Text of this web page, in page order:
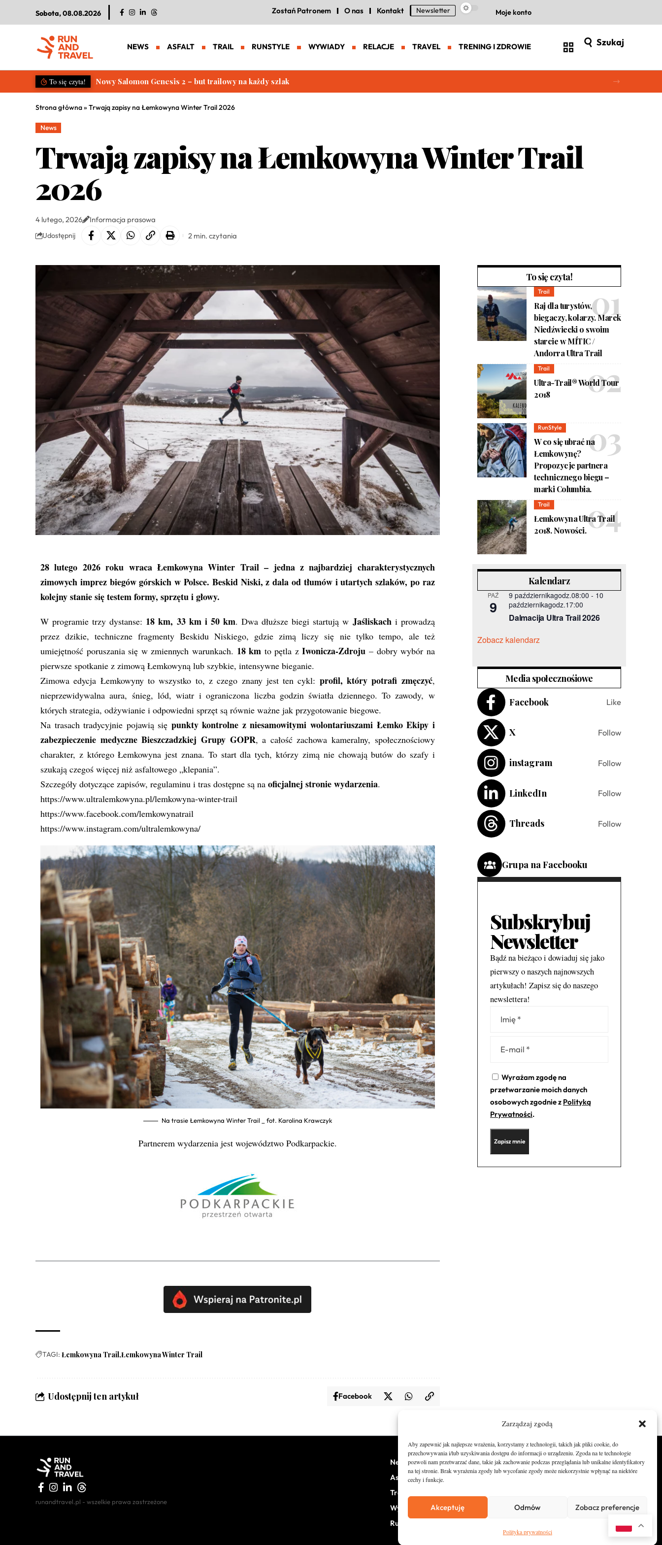
Zarządzaj zgodą
Aby zapewnić jak najlepsze wrażenia, korzystamy z technologii, takich jak pliki cookie, do
przechowywania i/lub uzyskiwania dostępu do informacji o urządzeniu. Zgoda na te technologie
pozwoli nam przetwarzać dane, takie jak zachowanie podczas przeglądania lub unikalne identyfikatory
na tej stronie. Brak wyrażenia zgody lub wycofanie zgody może niekorzystnie wpłynąć na niektóre
cechy i funkcje.
Akceptuję Odmów Zobacz preferencje
Polityka prywatności
Sobota, 08.08.2026 Zostań Patronem O nas Kontakt Newsletter Moje konto
NEWS ASFALT TRAIL RUNSTYLE WYWIADY RELACJE TRAVEL TRENING I ZDROWIE Szukaj
To się czyta! Salomon S/LAB Genesis 2. Nowa generacja zaawansowanych butów trailowych
Strona główna» Trwają zapisy na Łemkowyna Winter Trail 2026
News
Trwają zapisy na Łemkowyna Winter Trail
2026
4 lutego, 2026 Informacja prasowa
Udostępnij 2 min. czytania
28 lutego 2026 roku wraca Łemkowyna Winter Trail– jedna z najbardziej charakterystycznych
zimowych imprez biegów górskich w Polsce. Beskid Niski, z dala od tłumów i utartych szlaków, po raz
kolejny stanie się testem formy, sprzętu i głowy.
W programie trzy dystanse: 18 km, 33 km i 50 km. Dwa dłuższe biegi startują w Jaśliskachi prowadzą
przez dzikie, techniczne fragmenty Beskidu Niskiego, gdzie zimą liczy się nie tylko tempo, ale też
umiejętność poruszania się w zmiennych warunkach. 18 km to pętla zIwonicza-Zdroju – dobry wybór na
pierwsze spotkanie z zimową Łemkowyną lub szybkie, intensywne bieganie.
Zimowa edycja Łemkowyny to wszystko to, z czego znany jest ten cykl: profil, który potrafi zmęczyć,
nieprzewidywalna aura, śnieg, lód, wiatr i ograniczona liczba godzin światła dziennego. To zawody, w
których strategia, odżywianie i odpowiedni sprzęt są równie ważne jak przygotowanie biegowe.
Na trasach tradycyjnie pojawią się punkty kontrolne z niesamowitymi wolontariuszami Łemko Ekipy i
zabezpieczenie medyczne Bieszczadzkiej Grupy GOPR, a całość zachowa kameralny, społecznościowy
charakter, z którego Łemkowyna jest znana. To start dla tych, którzy zimą nie chowają butów do szafy i
szukają czegoś więcej niż asfaltowego „klepania”.
Szczegóły dotyczące zapisów, regulaminu i tras dostępne są na oficjalnej stronie wydarzenia.
https://www.ultralemkowyna.pl/lemkowyna-winter-trail
https://www.facebook.com/lemkowynatrail
https://www.instagram.com/ultralemkowyna/
Na trasie Łemkowyna Winter Trail _ fot. Karolina Krawczyk
Partnerem wydarzenia jest województwo Podkarpackie.
TAGI: Łemkowyna Trail Łemkowyna Winter Trail
Udostępnij ten artykuł Facebook
To się czyta!
Trail
Raj dla turystów,
biegaczy, kolarzy. Marek
Niedźwiecki o swoim
starcie w MÍTIC /
Andorra Ultra Trail
Trail
Ultra-Trail® World Tour
2018
RunStyle
W co się ubrać na
Łemkowynę?
Propozycje partnera
technicznego biegu –
marki Columbia.
Trail
Łemkowyna Ultra Trail
2018. Nowości.
Kalendarz
PAŹ
9
9 październikagodz.08:00 - 10
październikagodz.17:00
Dalmacija Ultra Trail 2026
Zobacz kalendarz
Media społecznośiowe
Facebook
Like
X Follow
instagram Follow
LinkedIn Follow
Threads Follow
Grupa na Facebooku
Subskrybuj
Newsletter
Bądź na bieżąco i dowiaduj się jako
pierwszy o naszych najnowszych
artykułach! Zapisz się do naszego
newslettera!
Wyrażam zgodę na
przetwarzanie moich danych
osobowych zgodnie z Polityką
Prywatności.
Alternative:
runandtravel.pl - wszelkie prawa zastrzeżone
News
Asfalt
Trail
Wywiady
RunStyle
O nas
Zostań Patronem
Newsletter